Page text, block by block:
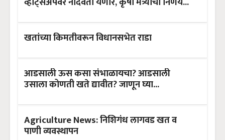
खतांच्या किमतीवरून विधानसभेत राडा
आडसाली ऊस कसा संभाळायचा? आडसाली
उसाला कोणती खते द्यावीत? जाणून घ्या...
Agriculture News: निशिगंध लागवड खत व
पाणी व्यवस्थापन